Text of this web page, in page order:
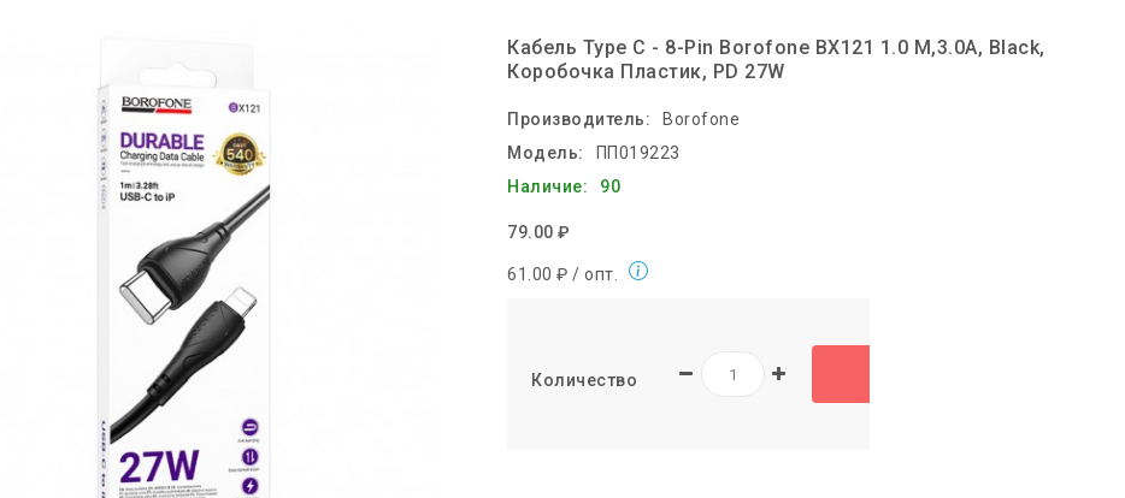
Кабель Type C - 8-Pin Borofone BX121 1.0 M,3.0A, Black,
Коробочка Пластик, PD 27W
Производитель:
Borofone
Модель:
ПП019223
Наличие:
90
79.00 ₽
61.00 ₽ / опт.
Количество